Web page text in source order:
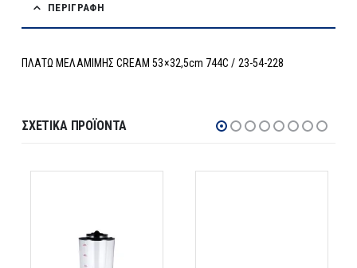
ΠΕΡΙΓΡΑΦΉ
ΠΛΑΤΩ ΜΕΛΑΜΙΜΗΣ CREAM 53×32,5cm 744C / 23-54-228
ΣΧΕΤΙΚΆ ΠΡΟΪΌΝΤΑ